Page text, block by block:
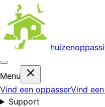
huizenoppas
Menu
Vind een oppasserVind
Support